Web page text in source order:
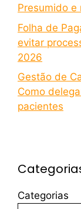
Presumido e
Folha de
evitar
2026
Gestão de
Como
pacientes
Categorias